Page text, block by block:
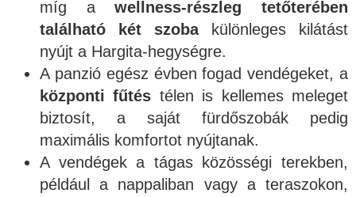
míg awellness-részleg tetőterében
található két szobakülönleges kilátást
nyújt a Hargita-hegységre.
A panzió egész évben fogad vendégeket, a
központi fűtés télen is kellemes meleget
biztosít, a saját fürdőszobák pedig
maximális komfortot nyújtanak.
A vendégek a tágas közösségi terekben,
például a nappaliban vagy a teraszokon,